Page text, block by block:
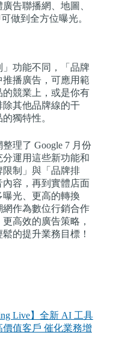
告聯播網、地圖、
做到全方位曝光。
功能不同，「品牌
播廣告，可應用範
競業上，或是你有
其他品牌線的干
獨特性。
理了 Google 7 月份
運用這些新功能和
制」與「品牌排
容，再到實體店面
光、更高的轉換
作為數位行銷合作
高效的廣告策略，
的提升業務目標！
Live】全新 AI 工具
值客戶 催化業務增